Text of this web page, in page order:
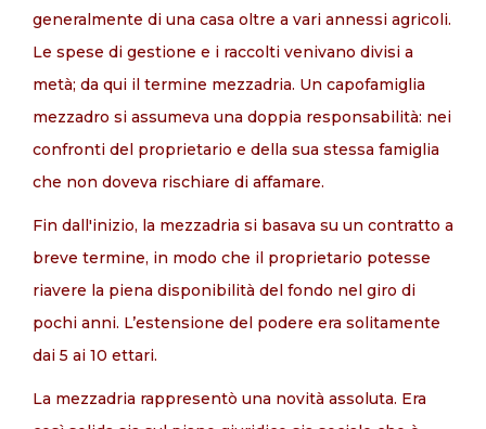
generalmente di una casa oltre a vari annessi agricoli.
Le spese di gestione e i raccolti venivano divisi a
metà; da qui il termine mezzadria. Un capofamiglia
mezzadro si assumeva una doppia responsabilità: nei
confronti del proprietario e della sua stessa famiglia
che non doveva rischiare di affamare.
Fin dall'inizio, la mezzadria si basava su un contratto a
breve termine, in modo che il proprietario potesse
riavere la piena disponibilità del fondo nel giro di
pochi anni. L’estensione del podere era solitamente
dai 5 ai 10 ettari.
La mezzadria rappresentò una novità assoluta. Era